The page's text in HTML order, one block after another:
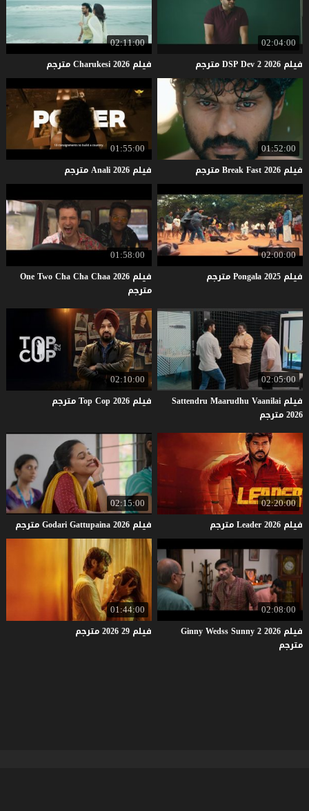
02:04:00
فيلم DSPDev22026 مترجم
02:11:00
فيلم Charukesi2026 مترجم
01:52:00
فيلم BreakFast2026 مترجم
01:55:00
فيلم Anali2026 مترجم
02:00:00
فيلم Pongala2025 مترجم
01:58:00
فيلم One Two Cha Cha Chaa 2026
مترجم
02:05:00
فيلم Sattendru Maarudhu Vaanilai
2026 مترجم
02:10:00
فيلم TopCop2026 مترجم
02:20:00
فيلم Leader2026 مترجم
02:15:00
فيلم GodariGattupaina2026 مترجم
02:08:00
فيلم Ginny Wedss Sunny 2 2026
مترجم
01:44:00
فيلم 29
2026مترجم